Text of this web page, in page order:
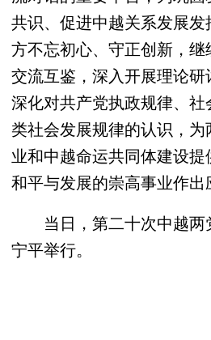
共识、促进中越关系发展
方不忘初心、守正创新，
交流互鉴，深入开展理论
深化对共产党执政规律、
类社会发展规律的认识，
业和中越命运共同体建设
和平与发展的崇高事业作出
当日，第二十次中越两
宁平举行。